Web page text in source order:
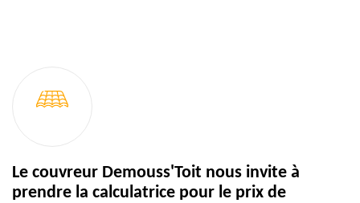
Le couvreur Demouss'Toit nous invite à
prendre la calculatrice pour le prix de